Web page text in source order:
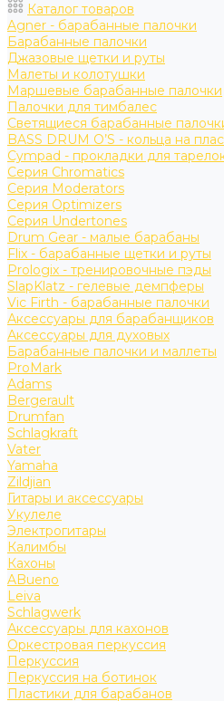
Каталог товаров
Agner - барабанные палочки
Барабанные палочки
Джазовые щетки и руты
Малеты и колотушки
Маршевые барабанные палочки
Палочки для тимбалес
Светящиеся барабанные
BASS DRUM O’S - кольца на
Cympad - прокладки для
Серия Chromatics
Серия Moderators
Серия Optimizers
Серия Undertones
Drum Gear - малые барабаны
Flix - барабанные щетки и руты
Prologix - тренировочные пэды
SlapKlatz - гелевые демпферы
Vic Firth - барабанные палочки
Аксессуары для барабанщиков
Аксессуары для духовых
Барабанные палочки и маллеты
ProMark
Adams
Bergerault
Drumfan
Schlagkraft
Vater
Yamaha
Zildjian
Гитары и аксессуары
Укулеле
Электрогитары
Калимбы
Кахоны
ABueno
Leiva
Schlagwerk
Аксессуары для кахонов
Оркестровая перкуссия
Перкуссия
Перкуссия на ботинок
Пластики для барабанов